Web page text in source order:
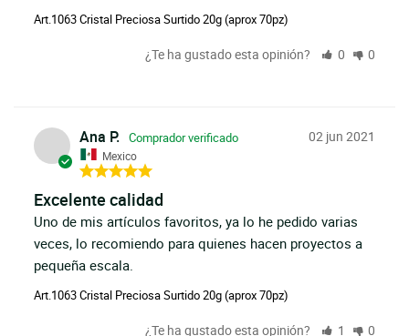
Art.1063 Cristal Preciosa Surtido 20g (aprox 70pz)
¿Te ha gustado esta opinión? 0 0
02 jun 2021
Ana P.
Mexico
Excelente calidad
Uno de mis artículos favoritos, ya lo he pedido varias
veces, lo recomiendo para quienes hacen proyectos a
Art.1063 Cristal Preciosa Surtido 20g (aprox 70pz)
¿Te ha gustado esta opinión? 1 0